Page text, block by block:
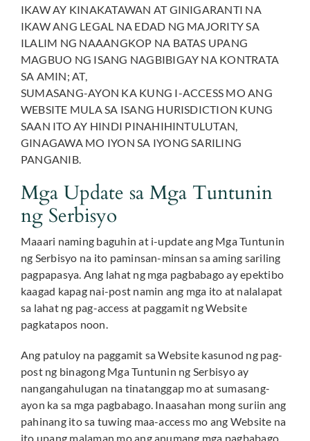
IKAW AY KINAKATAWAN AT GINIGARANTI NA
IKAW ANG LEGAL NA EDAD NG MAJORITY SA
ILALIM NG NAAANGKOP NA BATAS UPANG
MAGBUO NG ISANG NAGBIBIGAY NA KONTRATA
SA AMIN; AT,
SUMASANG-AYON KA KUNG I-ACCESS MO ANG
WEBSITE MULA SA ISANG HURISDICTION KUNG
SAAN ITO AY HINDI PINAHIHINTULUTAN,
GINAGAWA MO IYON SA IYONG SARILING
PANGANIB.
Mga Update sa Mga Tuntunin
ng Serbisyo
Maaari naming baguhin at i-update ang Mga Tuntunin
ng Serbisyo na ito paminsan-minsan sa aming sariling
pagpapasya. Ang lahat ng mga pagbabago ay epektibo
kaagad kapag nai-post namin ang mga ito at nalalapat
sa lahat ng pag-access at paggamit ng Website
pagkatapos noon.
Ang patuloy na paggamit sa Website kasunod ng pag-
post ng binagong Mga Tuntunin ng Serbisyo ay
nangangahulugan na tinatanggap mo at sumasang-
ayon ka sa mga pagbabago. Inaasahan mong suriin ang
pahinang ito sa tuwing maa-access mo ang Website na
ito upang malaman mo ang anumang mga pagbabago,